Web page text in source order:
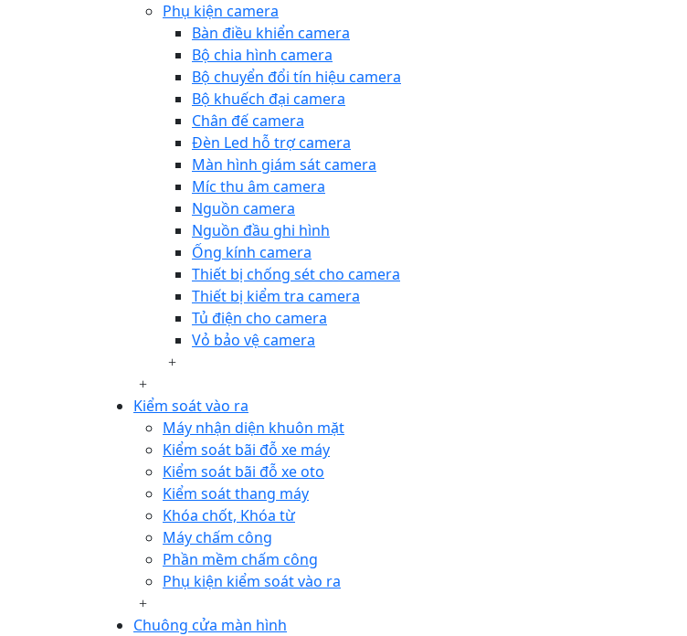
Phụ kiện camera
Bàn điều khiển camera
Bộ chia hình camera
Bộ chuyển đổi tín hiệu camera
Bộ khuếch đại camera
Chân đế camera
Đèn Led hỗ trợ camera
Màn hình giám sát camera
Míc thu âm camera
Nguồn camera
Nguồn đầu ghi hình
Ống kính camera
Thiết bị chống sét cho camera
Thiết bị kiểm tra camera
Tủ điện cho camera
Vỏ bảo vệ camera
Kiểm soát vào ra
Máy nhận diện khuôn mặt
Kiểm soát bãi đỗ xe máy
Kiểm soát bãi đỗ xe oto
Kiểm soát thang máy
Khóa chốt, Khóa từ
Máy chấm công
Phần mềm chấm công
Phụ kiện kiểm soát vào ra
Chuông cửa màn hình